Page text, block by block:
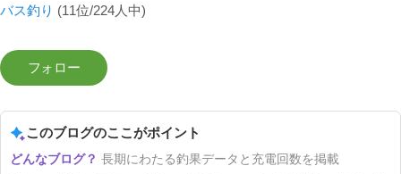
バス釣り (11位/224人中)
このブログのここがポイント
長期にわたる釣果データと充電回数を掲載